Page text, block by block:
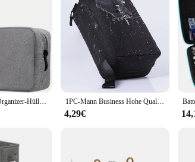
solution for keeping your belongings neatly organized
size and lightweight design make it perfect
supplies, this bag is up to the task.
schmimke storage bag is built to last. Its
not only practical but also sustainable, making it a
to another, making it a convenient addition to
solution for organizing your life.
Digitale tragbare Organizer-Hülle für Kopfhörer, Reiseschrank, Aufbewahrungstasche, Reißverschluss, Zubehör, Ladegerät, Datenkabel, USB-Tasche 1PC-Mann Business Hohe Qualität Frauen Make-Up Taschen Reise Kosmetik Tasche Toilettenartikel Organizer Wasserdichte Lagerung Neceser Hängen Fledermaus
4,29€